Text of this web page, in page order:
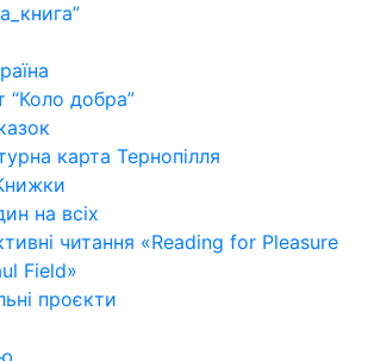
“Коло добра”
карта Тернопілля
на всіх
читання «Reading for Pleasure
Field»
проєкти